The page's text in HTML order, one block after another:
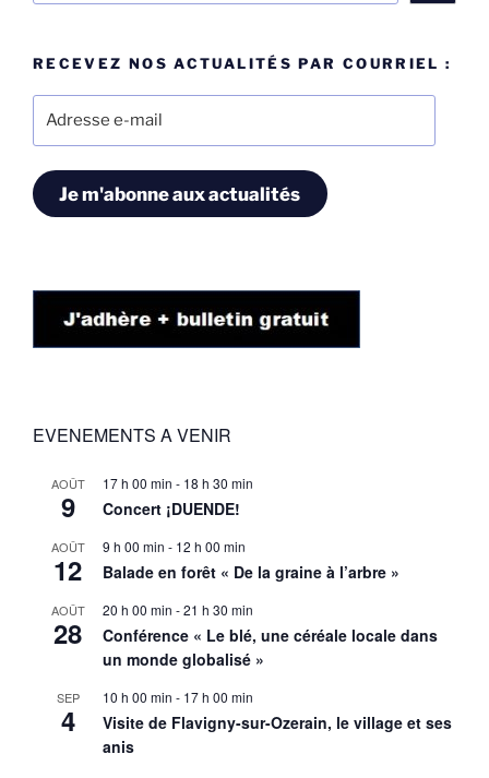
RECEVEZ NOS ACTUALITÉS PAR COURRIEL :
Je m'abonne aux actualités
EVENEMENTS A VENIR
AOÛT
9
17 h 00 min - 18 h 30 min
Concert ¡DUENDE!
AOÛT
12
9 h 00 min - 12 h 00 min
Balade en forêt « De la graine à l’arbre »
AOÛT
28
20 h 00 min -21 h 30 min
Conférence « Le blé, une céréale locale dans
un monde globalisé »
SEP
4
10 h 00 min - 17 h 00 min
Visite de Flavigny-sur-Ozerain, le village et ses
anis